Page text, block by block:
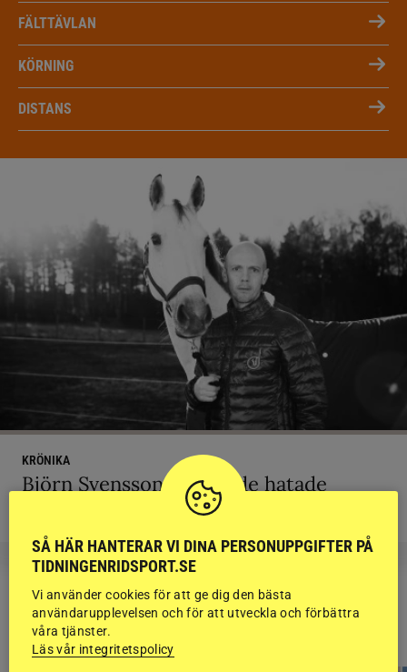
FÄLTTÄVLAN
KÖRNING
DISTANS
KRÖNIKA
Björn Svensson: ”Finns de hatade
grusrutorna på riktigt?”
RIDSPORT
BLOGGAR
SÅ HÄR HANTERAR VI DINA PERSONUPPGIFTER PÅ
TIDNINGENRIDSPORT.SE
Vi använder cookies för att ge dig den bästa
användarupplevelsen och för att utveckla och förbättra
våra tjänster.
Läs vår integritetspolicy